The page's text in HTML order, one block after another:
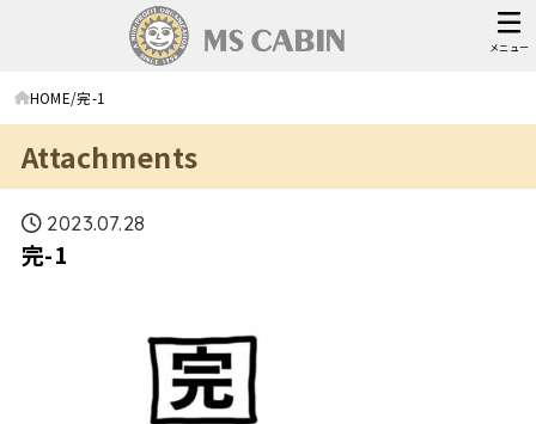
メニュー
HOME 完-1
Attachments
2023.07.28
完-1